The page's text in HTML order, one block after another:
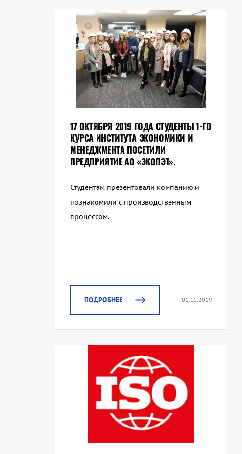
17 ОКТЯБРЯ 2019 ГОДА СТУДЕНТЫ 1-ГО
КУРСА ИНСТИТУТА ЭКОНОМИКИ И
МЕНЕДЖМЕНТА ПОСЕТИЛИ
ПРЕДПРИЯТИЕ АО «ЭКОПЭТ».
Студентам презентовали компанию и
познакомили с производственным
процессом.
ПОДРОБНЕЕ 01.11.2019